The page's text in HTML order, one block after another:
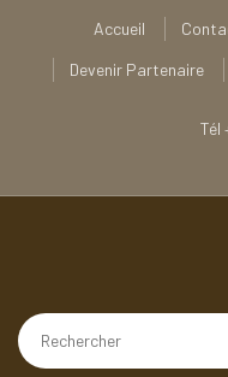
Accueil
Devenir Partenaire
Tél